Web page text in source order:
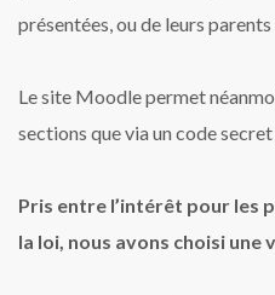
présentées, ou de leurs parents
Le site Moodle permet
sections que via un code
Pris entre l’intérêt pour les
la loi, nous avons choisi une